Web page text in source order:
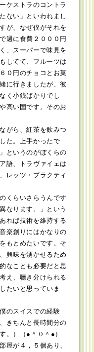
ケストラのコントラ
ない」といわれまし
が、なぜ僕がそれを
週に食費２０００円
、スーパーで味見を
してて、フルーツは
０円のチョコとお菓
に行きましたが、彼
く小銭ばかりでし
高い国です。そのお
がら、紅茶を飲みつ
た。上手かったで
というのがぼくらの
語、トラヴァイェは
レッツ・プラクティ
くらいさらうんです
なります。」という
れば技術を維持する
楽創りにはかなりの
もとめたいです。そ
興味を湧かせるため
なことも必要だと思
え、聴き分けられる
たいと思っていま
のスイスでの経験
きちんと長時間分の
。）（●＾０＾●）
屋が４，５個あり、